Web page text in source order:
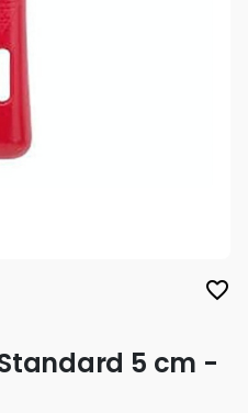
favorite_border
5 cm -